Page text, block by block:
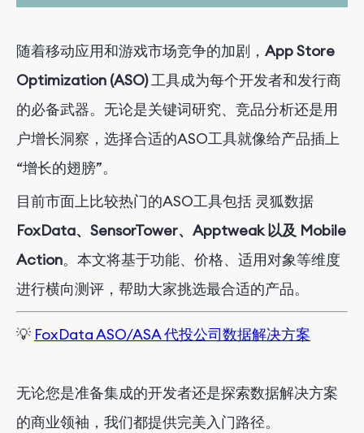
随着移动应用和游戏市场竞争的加剧， App Store
Optimization (ASO)工具成为每个开发者和发行商
的必备武器。无论是关键词研究、竞品分析还是用
户增长洞察，选择合适的ASO工具就像给产品插上
“增长的翅膀”。
目前市面上比较热门的ASO工具包括 灵狐数据
FoxData、 SensorTower、Apptweak 以及 Mobile
Action。本文将基于功能、价格、适用对象等维度
进行横向测评，帮助大家挑选最合适的产品。
💡 FoxData ASO/ASA 代投公司数据解决方案
无论您是准备集成的开发者还是探索数据解决方案
的商业领袖，我们都提供完美入门路径。